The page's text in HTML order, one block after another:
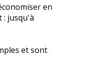
en
: jusqu'à
et sont